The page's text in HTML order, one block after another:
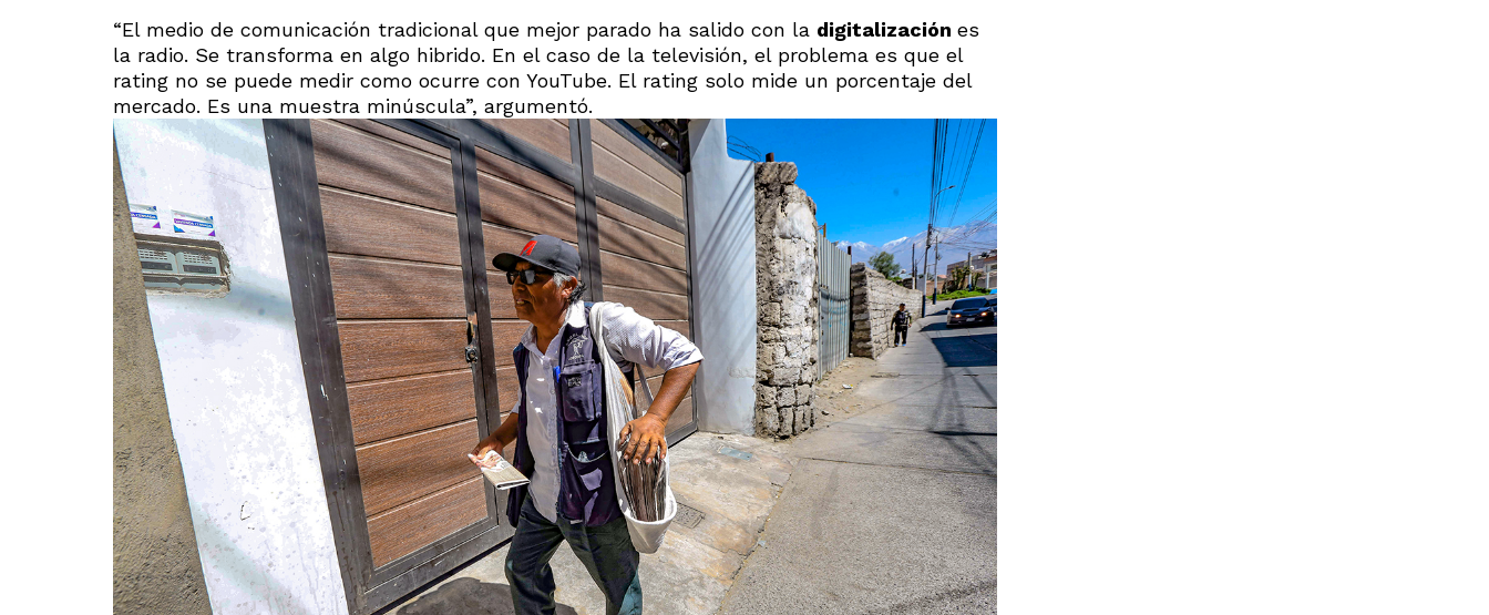
“El medio de comunicación tradicional que mejor parado ha salido con la digitalización es
la radio. Se transforma en algo hibrido. En el caso de la televisión, el problema es que el
rating no se puede medir como ocurre con YouTube. El rating solo mide un porcentaje del
mercado. Es una muestra minúscula”, argumentó.